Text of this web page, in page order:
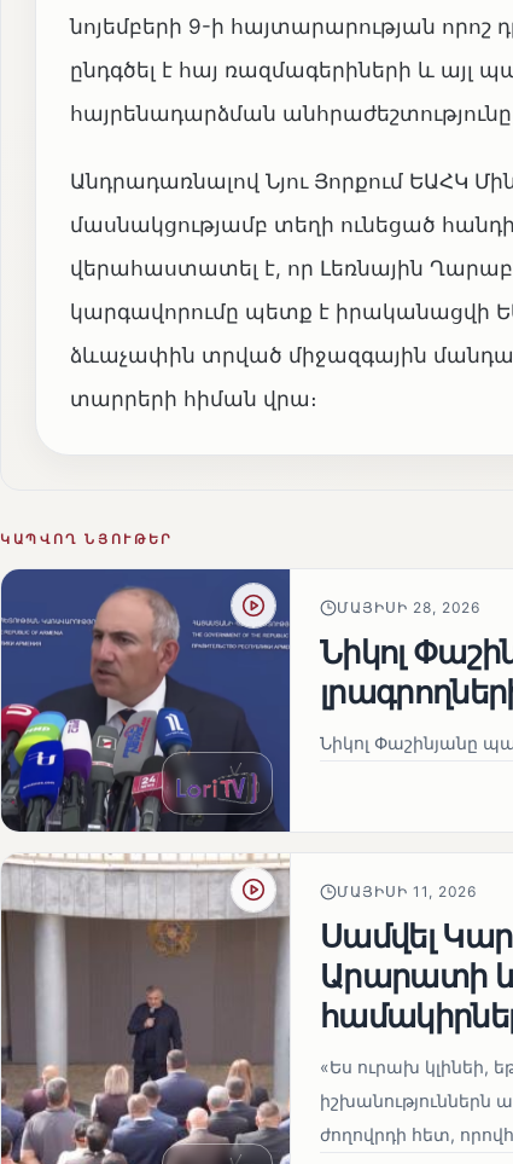
նոյեմբերի 9-ի հայտարարության
ընդգծել է հայ ռազմագերիների և այլ
հայրենադարձման
Անդրադառնալով Նյու Յորքում ԵԱՀԿ
մասնակցությամբ տեղի ունեցած
վերահաստատել է, որ Լեռնային
կարգավորումը պետք է իրականացվի
ձևաչափին տրված միջազգային
տարրերի հիման վրա։
ԿԱՊՎՈՂ ՆՅՈՒԹԵՐ
ՄԱՅԻՍԻ 28, 2026
Նիկոլ
Նիկոլ Փաշինյանը
ՄԱՅԻՍԻ 11, 2026
Սամվել
Արարատի և
«Ես ուրախ կլինեի,
իշխանություններն
ժողովրդի հետ,